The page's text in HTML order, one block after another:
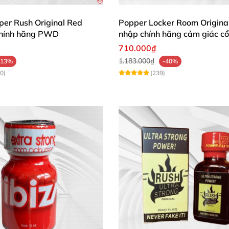
người dùng những cảm giác nóng ran , rạo rực trong
cũng vô cùng thỏa mãn
có thành phần Isobutyl - Nitrit an toàn cho sức
nhanh chóng chỉ sau vài giây
. Sản phẩm hứa hẹn là
cảm Popper Rush Original Yellow
Rush Original Red
hãng PWD
Popper Locker Room
nhập chính hãng cảm giác
710.000₫
1.183.000₫
-40%
(239)